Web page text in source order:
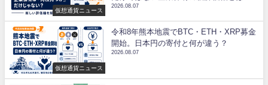
仮想通貨ニュース
2026.08.07
仮想通貨ニュース
令和8年熊本地震でBTC・ETH・XRP募金
開始。日本円の寄付と何が違う？
2026.08.07